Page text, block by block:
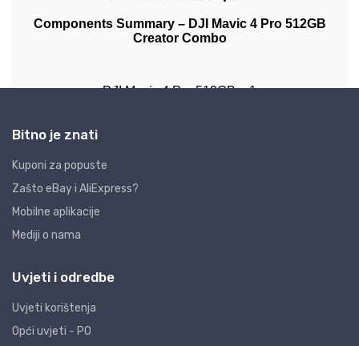
Bitno je znati
Kuponi za popuste
Zašto eBay i AliExpress?
Mobilne aplikacije
Mediji o nama
Uvjeti i odredbe
Uvjeti korištenja
Opći uvjeti - PO